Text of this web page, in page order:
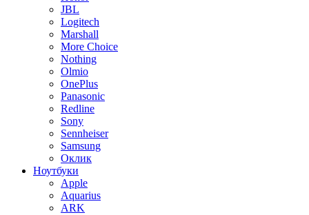
JBL
Logitech
Marshall
More Choice
Nothing
Olmio
OnePlus
Panasonic
Redline
Sony
Sennheiser
Samsung
Оклик
Ноутбуки
Apple
Aquarius
ARK